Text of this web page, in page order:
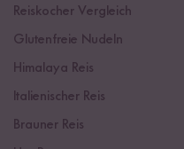
Reiskocher Vergleich
Glutenfreie Nudeln
Himalaya Reis
Italienischer Reis
Brauner Reis